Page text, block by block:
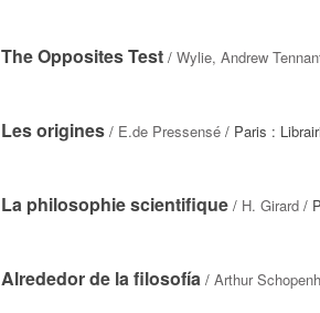
The Opposites Test / Wylie, Andrew
Les origines / E.de Pressensé / Paris :
La philosophie scientifique / H. Girard /
Alrededor de la filosofía / Arthur